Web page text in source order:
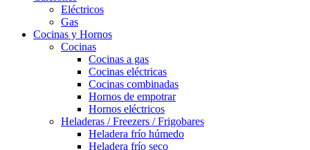
Eléctricos
Gas
Cocinas y Hornos
Cocinas
Cocinas a gas
Cocinas eléctricas
Cocinas combinadas
Hornos de empotrar
Hornos eléctricos
Heladeras / Freezers / Frigobares
Heladera frío húmedo
Heladera frío seco